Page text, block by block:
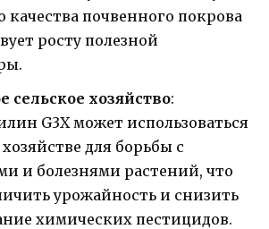
почвенного покрова
росту полезной
сельское хозяйство:
G3X может использоваться
для борьбы с
и болезнями растений, что
урожайность и снизить
химических пестицидов.